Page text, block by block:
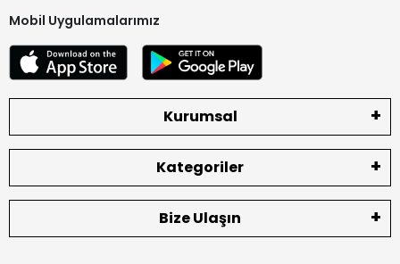
Mobil Uygulamalarımız
Kurumsal
Kategoriler
Bize Ulaşın